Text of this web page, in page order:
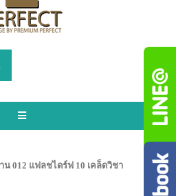
Toggle
น 012 แฟลชไดร์ฟ 10 เคล็ดวิชา